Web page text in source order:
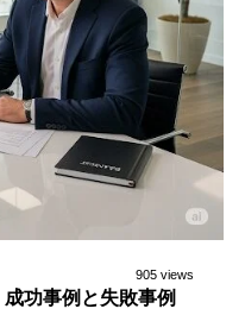
905 views
功事例と失敗事例